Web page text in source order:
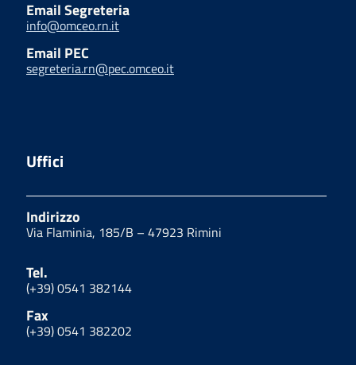
Email Segreteria
info@omceo.rn.it
Email PEC
segreteria.rn@pec.omceo.it
Uffici
Indirizzo
Via Flaminia, 185/B – 47923 Rimini
Tel.
(+39) 0541 382144
Fax
(+39) 0541 382202